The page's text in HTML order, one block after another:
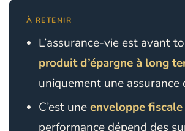
À RETENIR
L’assurance-vie est avant
produit d’épargne à long
uniquement une assurance
C’est uneenveloppe fiscale
performance dépend des